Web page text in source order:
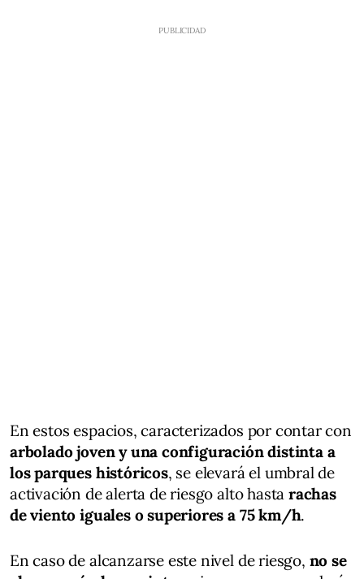
En estos espacios, caracterizados por contar con
arbolado joven y una configuración distinta a
los parques históricos, se elevará el umbral de
activación de alerta de riesgo alto hastarachas
de viento iguales o superiores a 75 km/h.
En caso de alcanzarse este nivel de riesgo, no se